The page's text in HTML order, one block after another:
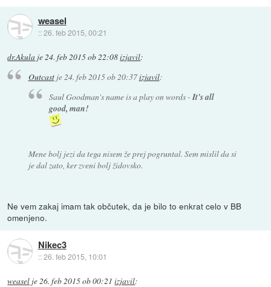
weasel
::26. feb 2015, 00:21
dr.Akula je24. feb 2015 ob 22:08izjavil:
Outcastje24. feb 2015 ob 20:37izjavil:
Saul Goodman's name is a play on words -It's all
good, man!
Mene bolj jezi da tega nisem že prej pogruntal. Sem mislil da si
je dal zato, ker zveni bolj židovsko.
Ne vem zakaj imam tak občutek, da je bilo to enkrat celo v BB
omenjeno.
Nikec3
::26. feb 2015, 10:01
weasel je26. feb 2015 ob 00:21 izjavil: